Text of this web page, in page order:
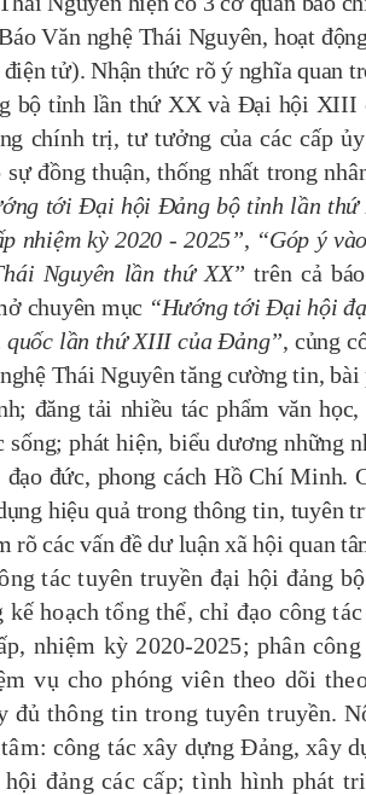
Văn nghệ Thái Nguyên, hoạt
điện tử).Nhận thức rõ ý nghĩa quan
bộ tỉnh lần thứ XX và Đại hội XIII
chính trị, tư tưởng của các cấp
sự đồng thuận, thống nhất trong
tới Đại hội Đảng bộ tỉnh lần thứ
nhiệm kỳ 2020 - 2025”, “Góp ý
Nguyên lần thứ XX” trên cả
chuyên mục “Hướng tới Đại hội
quốc lần thứ XIII của Đảng”, củng
Thái Nguyên tăng cường tin,
đăng tải nhiều tác phẩm văn
sống; phát hiện, biểu dương những
đức, phong cách Hồ Chí Minh.
hiệu quả trong thông tin, tuyên
rõ các vấn đề dư luận xã hội quan
tác tuyên truyền đại hội đảng bộ
kế hoạch tổng thể, chỉ đạo công
nhiệm kỳ 2020-2025; phân
vụ cho phóng viên theo dõi
đủ thông tin trong tuyên truyền.
công tác xây dựng Đảng, xây
hội đảng các cấp; tình hình phát